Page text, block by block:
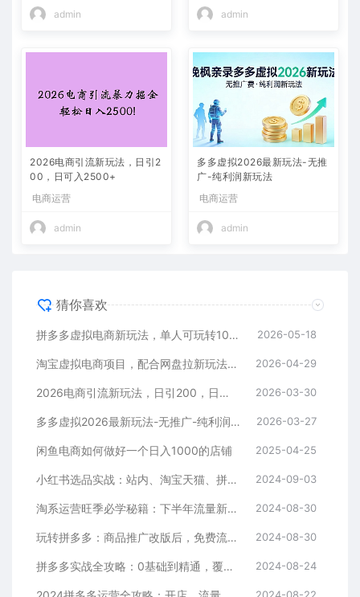
admin admin
2026电商引流新玩法，日引2
00，日可入2500+
电商运营
admin
多多虚拟2026最新玩法-无推
广-纯利润新玩法
电商运营
admin
猜你喜欢
拼多多虚拟电商新玩法，单人可玩转10家店，零成本、成交快、转化快，单店单日可盈利300+ 2026-05-18
淘宝虚拟电商项目，配合网盘拉新玩法，新手小白轻松月入过万，外面收费1980的项目！ 2026-04-29
2026电商引流新玩法，日引200，日可入2500+ 2026-03-30
多多虚拟2026最新玩法-无推广-纯利润新玩法 2026-03-27
闲鱼电商如何做好一个日入1000的店铺 2025-04-25
小红书选品实战：站内、淘宝天猫、拼多多，多渠道选品策略 2024-09-03
淘系运营旺季必学秘籍：下半年流量新玩法：搜索+推荐全域收割（无水印） 2024-08-30
玩转拼多多：商品推广改版后，免费流量+货损策略打造爆款新法（无水印） 2024-08-30
拼多多实战全攻略：0基础到精通，覆盖选品、运营、推广、起款 2024-08-24
2024-08-22